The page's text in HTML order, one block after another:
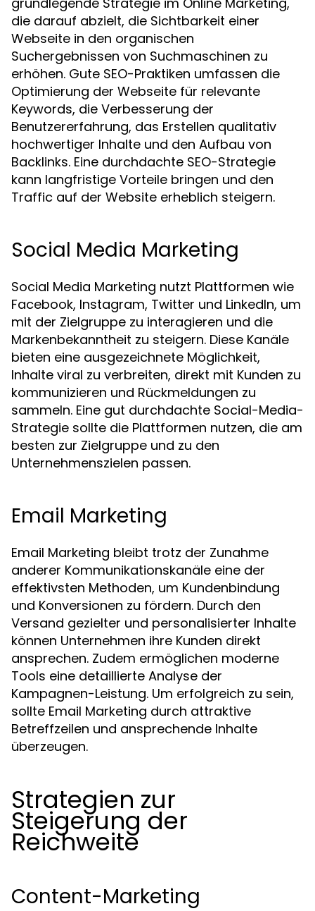
die darauf abzielt, die Sichtbarkeit einer
Webseite in den organischen
Suchergebnissen von Suchmaschinen zu
erhöhen. Gute SEO-Praktiken umfassen die
Optimierung der Webseite für relevante
Keywords, die Verbesserung der
Benutzererfahrung, das Erstellen qualitativ
hochwertiger Inhalte und den Aufbau von
Backlinks. Eine durchdachte SEO-Strategie
kann langfristige Vorteile bringen und den
Traffic auf der Website erheblich steigern.
Social Media Marketing
Social Media Marketing nutzt Plattformen wie
Facebook, Instagram, Twitter und LinkedIn, um
mit der Zielgruppe zu interagieren und die
Markenbekanntheit zu steigern. Diese Kanäle
bieten eine ausgezeichnete Möglichkeit,
Inhalte viral zu verbreiten, direkt mit Kunden zu
kommunizieren und Rückmeldungen zu
sammeln. Eine gut durchdachte Social-Media-
Strategie sollte die Plattformen nutzen, die am
besten zur Zielgruppe und zu den
Unternehmenszielen passen.
Email Marketing
Email Marketing bleibt trotz der Zunahme
anderer Kommunikationskanäle eine der
effektivsten Methoden, um Kundenbindung
und Konversionen zu fördern. Durch den
Versand gezielter und personalisierter Inhalte
können Unternehmen ihre Kunden direkt
ansprechen. Zudem ermöglichen moderne
Tools eine detaillierte Analyse der
Kampagnen-Leistung. Um erfolgreich zu sein,
sollte Email Marketing durch attraktive
Betreffzeilen und ansprechende Inhalte
überzeugen.
Strategien zur
Steigerung der
Reichweite
Content-Marketing